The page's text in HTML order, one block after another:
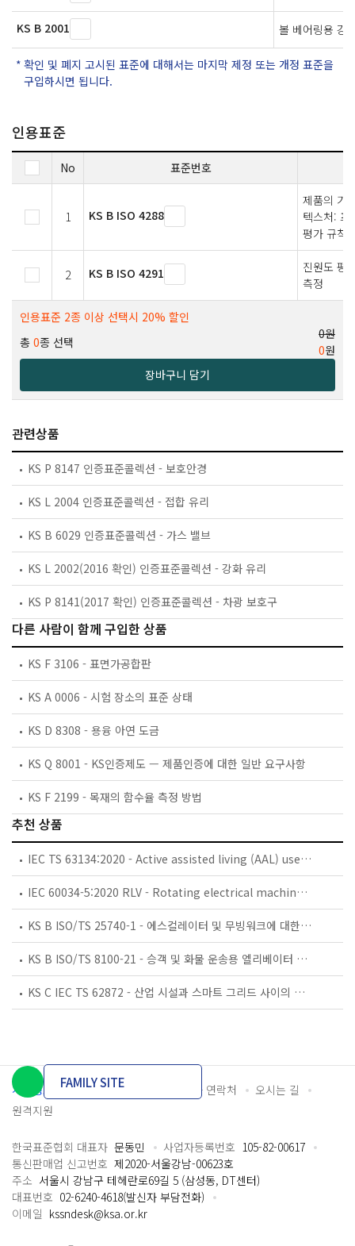
KS B 2001 볼 베어링용 강
확인 및 폐지 고시된 표준에 대해서는 마지막 제정 또는 개정 표준을
구입하시면 됩니다.
인용표준
No 표준번호
1 KS B ISO 4288
제품의 기
텍스처:
평가 규칙
2 KS B ISO 4291
진원도 평
측정
인용표준 2종 이상 선택시 20% 할인
총 0종 선택
0원
0원
장바구니 담기
관련상품
KS P 8147 인증표준콜렉션 - 보호안경
KS L 2004 인증표준콜렉션 - 접합 유리
KS B 6029 인증표준콜렉션 - 가스 밸브
KS L 2002(2016 확인) 인증표준콜렉션 - 강화 유리
KS P 8141(2017 확인) 인증표준콜렉션 - 차광 보호구
다른 사람이 함께 구입한 상품
KS F 3106 - 표면가공합판
KS A 0006 - 시험 장소의 표준 상태
KS D 8308 - 용융 아연 도금
KS Q 8001 - KS인증제도 — 제품인증에 대한 일반 요구사항
KS F 2199 - 목재의 함수율 측정 방법
추천 상품
IEC TS 63134:2020 - Active assisted living (AAL) use cases
IEC 60034-5:2020 RLV - Rotating electrical machines - Part 5: Degrees of protection provided by the integral design of rotating electrical machines (IP code) - Classification
KS B ISO/TS 25740-1 - 에스컬레이터 및 무빙워크에 대한 안전요건 — 제1부: 세계공통 필수 안전요건(GESRs)
KS B ISO/TS 8100-21 - 승객 및 화물 운송용 엘리베이터 —제21부: 세계공통 필수안전요건(GESRs)을 충족하는 세계공통 안전 파라미터(GSPs)
KS C IEC TS 62872 - 산업 시설과 스마트 그리드 사이의 산업 공정 측정, 제어 및 자동화 시스템 인터페이스
개인정보처리방침 이용약관 담당자 연락처
오시는 길
원격지원
FAMILY SITE
한국표준협회 대표자 문동민 사업자등록번호 105-82-00617
통신판매업 신고번호 제2020-서울강남-00623호
주소 서울시 강남구 테헤란로69길 5 (삼성동, DT센터)
대표번호 02-6240-4618(발신자 부담전화)
이메일 kssndesk@ksa.or.kr